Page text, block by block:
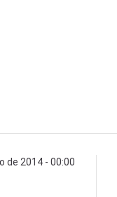
de 2014 - 00:00